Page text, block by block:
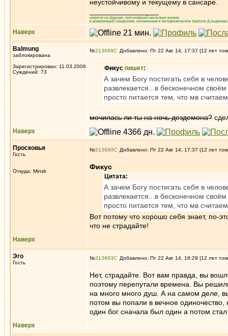
неустойчивому и текущему в сансаре.
новичок на форуме, прочитавший несколько книжек
и доверяющий сведениям, изложенным в метафизическом трактате
Наверх
Balmung
заблокирована
Зарегистрирован: 11.03.2006
Суждений: 73
№213689 Добавлено: Пт 22 Авг 14, 17:37 (12 лет
Фикус пишет:
А зачем Богу постигать себя в
развлекается...в бесконечном
просто питается тем, что мв
мочилась ли ты на ночь дездемона?
Наверх
Просковья
Гость
Откуда: Minsk
№213690 Добавлено: Пт 22 Авг 14, 17:37 (12 лет
Фикус
Цитата:
А зачем Богу постигать себя в
развлекается...в бесконечном
просто питается тем, что мв
Вот потому что хорошо себя знает, по-
что не страдайте!
Наверх
Эго
Гость
№213693 Добавлено: Пт 22 Авг 14, 18:29 (12 лет
Нет, страдайте. Вот вам правда, вы
поэтому перепутали времена. Вы
на много много душ. А на самом деле,
потом вы попали в вечное
один бог сначала был один а потом
Наверх